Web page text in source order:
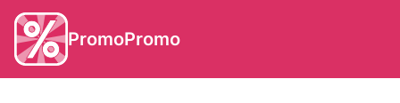
PromoPromo